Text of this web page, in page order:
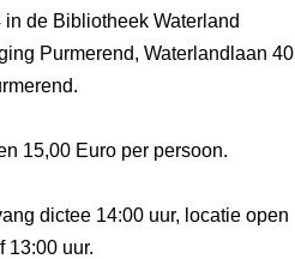
in de Bibliotheek Waterland
Purmerend, Waterlandlaan 40
15,00 Euro per persoon.
dictee 14:00 uur, locatie open
13:00 uur.